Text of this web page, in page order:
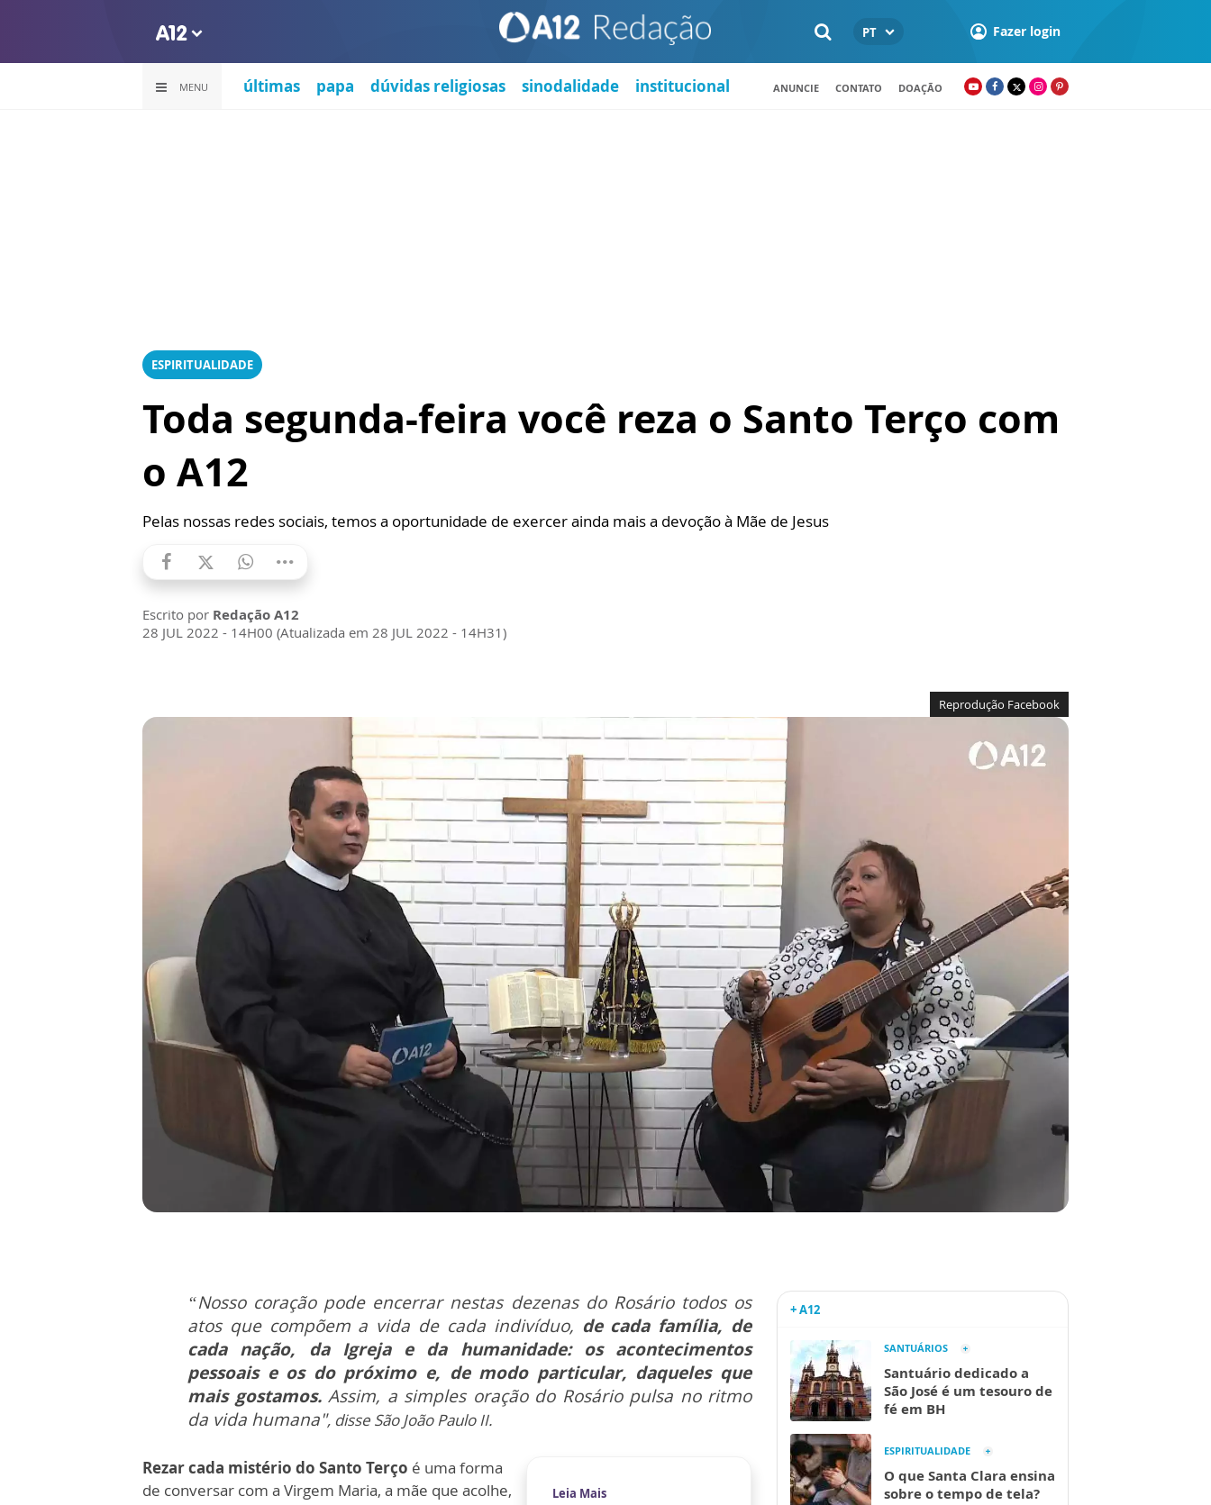
PT Fazer login
MENU últimas papa dúvidas religiosas sinodalidade institucional ANUNCIE CONTATO DOAÇÃO
ESPIRITUALIDADE
Toda segunda-feira você reza o Santo Terço com
o A12
Pelas nossas redes sociais, temos a oportunidade de exercer ainda mais a devoção à Mãe de Jesus
Escrito por Redação A12
28 JUL 2022 - 14H00 (Atualizada em 28 JUL 2022 - 14H31)
Reprodução Facebook
“Nosso coração pode encerrar nestas dezenas do Rosário todos os
atos que compõem a vida de cada indivíduo, de cada família, de
cada nação, da Igreja e da humanidade: os acontecimentos
pessoais e os do próximo e, de modo particular, daqueles que
mais gostamos.Assim, a simples oração do Rosário pulsa no ritmo
da vida humana", disse São João Paulo II.
Leia Mais
Rezar cada mistério do Santo Terço é uma forma
de conversar com a Virgem Maria, a mãe que acolhe,
+ A12
SANTUÁRIOS
Santuário dedicado a
São José é um tesouro de
fé em BH
ESPIRITUALIDADE
O que Santa Clara ensina
sobre o tempo de tela?